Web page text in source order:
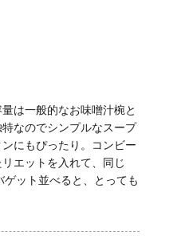
は一般的なお味噌汁椀と
なのでシンプルなスープ
にもぴったり。コンビー
エットを入れて、同じ
ット並べると、とっても